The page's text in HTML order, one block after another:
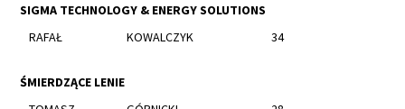
SIGMA TECHNOLOGY & ENERGY SOLUTIONS
RAFAŁ
KOWALCZYK 34
ŚMIERDZĄCE LENIE